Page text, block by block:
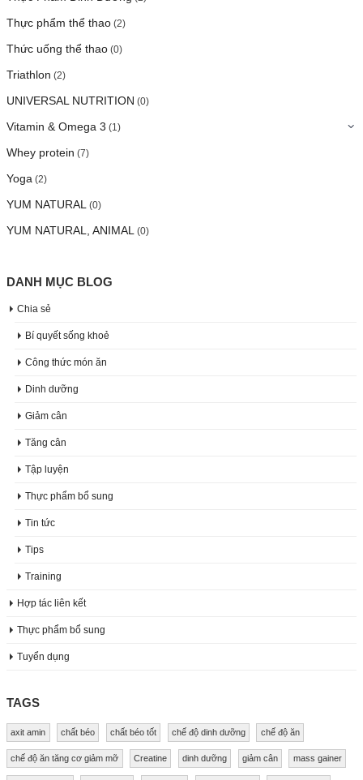
Thực phẩm thể thao (2)
Thức uống thể thao (0)
Triathlon (2)
UNIVERSAL NUTRITION (0)
Vitamin & Omega 3 (1)
Whey protein (7)
Yoga (2)
YUM NATURAL (0)
YUM NATURAL, ANIMAL (0)
DANH MỤC BLOG
Chia sẻ
Bí quyết sống khoẻ
Công thức món ăn
Dinh dưỡng
Giảm cân
Tăng cân
Tập luyện
Thực phẩm bổ sung
Tin tức
Tips
Training
Hợp tác liên kết
Thực phẩm bổ sung
Tuyển dụng
TAGS
axit amin chất béo chất béo tốt chế độ dinh dưỡng chế độ ăn
chế độ ăn tăng cơ giảm mỡ Creatine dinh dưỡng giảm cân mass gainer